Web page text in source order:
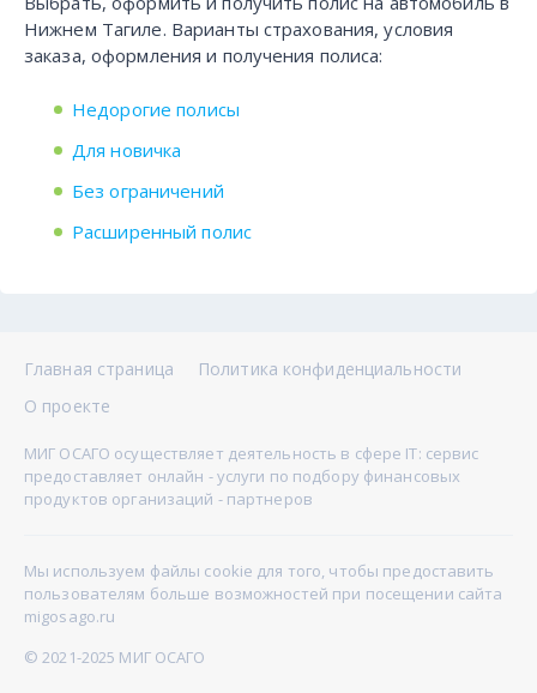
Нижнем Тагиле. Варианты страхования, условия
заказа, оформления и получения полиса:
Недорогие полисы
Для новичка
Без ограничений
Расширенный полис
Главная страница
Политика конфиденциальности
О проекте
МИГ ОСАГО осуществляет деятельность в сфере IT: сервис
предоставляет онлайн - услуги по подбору финансовых
продуктов организаций - партнеров
Мы используем файлы cookie для того, чтобы предоставить
пользователям больше возможностей при посещении сайта
migosago.ru
© 2021-2025 МИГ ОСАГО